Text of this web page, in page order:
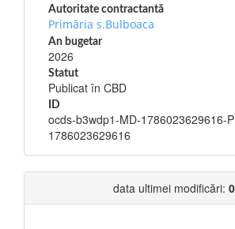
Autoritate contractantă
Primăria s.Bulboaca
An bugetar
2026
Statut
Publicat în CBD
ID
ocds-b3wdp1-MD-1786023629616-
1786023629616
data ultimei modificări: